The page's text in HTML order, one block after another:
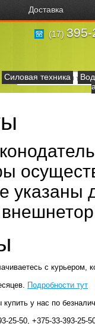
Доставка
(17) 395-
Силовая техника
указаны
с курьером,
Подробности тут
купить у нас по
25-50, +375-33-393-25-